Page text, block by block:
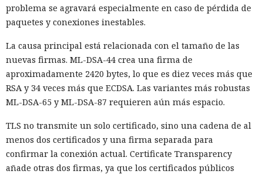
problema se agravará especialmente en caso de pérdida de
paquetes y conexiones inestables.
La causa principal está relacionada con el tamaño de las
nuevas firmas. ML-DSA-44 crea una firma de
aproximadamente 2420 bytes, lo que es diez veces más que
RSA y 34 veces más que ECDSA. Las variantes más robustas
ML-DSA-65 y ML-DSA-87 requieren aún más espacio.
TLS no transmite un solo certificado, sino una cadena de al
menos dos certificados y una firma separada para
confirmar la conexión actual. Certificate Transparency
añade otras dos firmas, ya que los certificados públicos